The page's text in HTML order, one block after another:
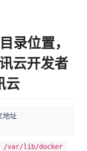
录位置，
云开发者
云
地址
/var/lib/docker